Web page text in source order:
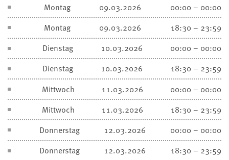
Montag
09.03.2026
00:00 – 00:00
Montag
09.03.2026
18:30 – 23:59
Dienstag
10.03.2026
00:00 – 00:00
Dienstag
10.03.2026
18:30 – 23:59
Mittwoch
11.03.2026
00:00 – 00:00
Mittwoch
11.03.2026
18:30 – 23:59
Donnerstag
12.03.2026
00:00 – 00:00
Donnerstag
12.03.2026
18:30 – 23:59